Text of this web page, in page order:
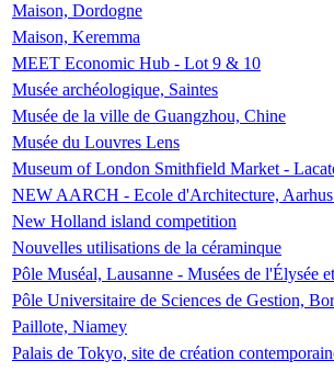
Maison, Dordogne
Maison, Keremma
MEET Economic Hub - Lot 9 & 10
Musée archéologique, Saintes
Musée de la ville de Guangzhou, Chine
Musée du Louvres Lens
Museum of London Smithfield Market -
NEW AARCH - Ecole d'Architecture,
New Holland island competition
Nouvelles utilisations de la céraminque
Pôle Muséal, Lausanne - Musées de l'Élysée
Pôle Universitaire de Sciences de Gestion,
Paillote, Niamey
Palais de Tokyo, site de création